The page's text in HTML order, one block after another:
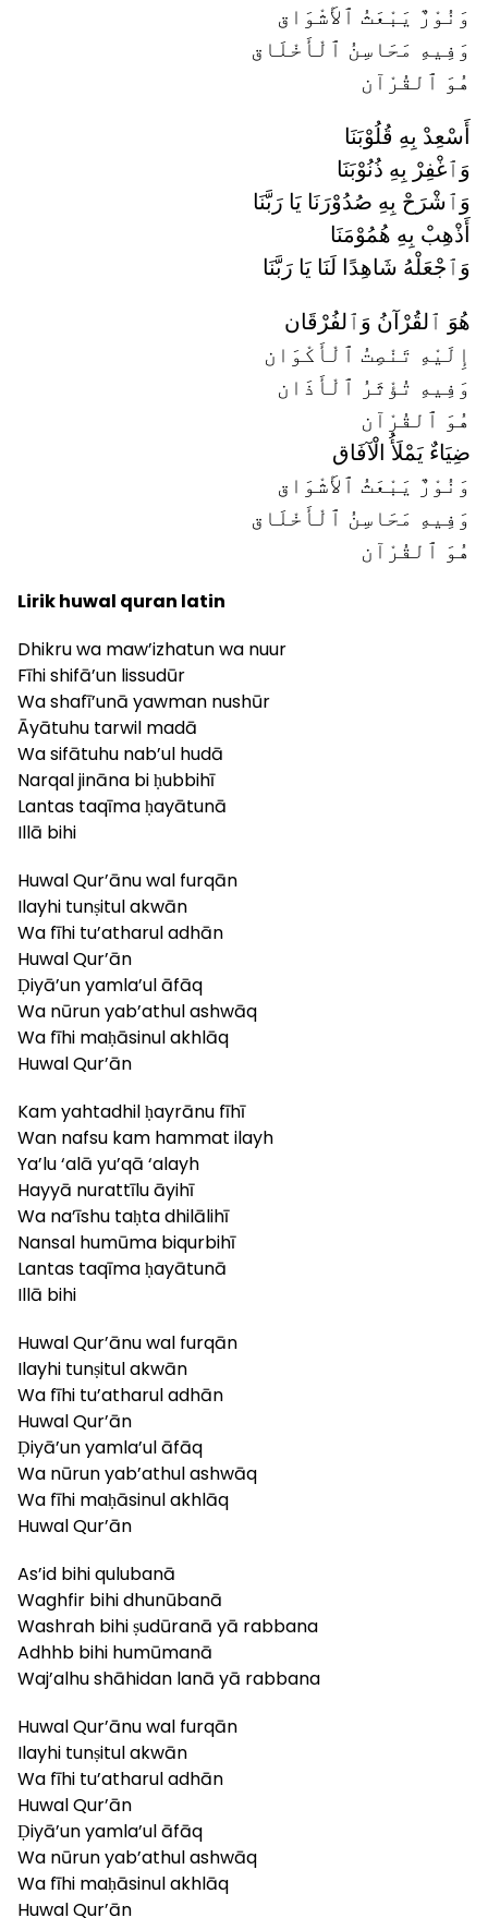
وَنُوْرٌ يَبْعَثُ ٱلأَشْوَاق
وَفِيهِ مَحَاسِنُ ٱلْأَخْلَاق
هُوَ ٱلقُرْآن
أَسْعِدْ بِهِ قُلُوْبَنَا
وَٱغْفِرْ بِهِ ذُنُوْبَنَا
وَٱشْرَحْ بِهِ صُدُوْرَنَا يَا رَبَّنَا
أَذْهِبْ بِهِ هُمُوْمَنَا
وَٱجْعَلْهُ شَاهِدًا لَنَا يَا رَبَّنَا
هُوَ ٱلقُرْآنُ وَٱلفُرْقَان
إِلَيْهِ تَنْصِتُ ٱلْأَكْوَان
وَفِيهِ تُؤْثَرُ ٱلْأَذَان
هُوَ ٱلقُرْآن
ضِيَاءٌ يَمْلَأُ الْآفَاق
وَنُوْرٌ يَبْعَثُ ٱلأَشْوَاق
وَفِيهِ مَحَاسِنُ ٱلْأَخْلَاق
هُوَ ٱلقُرْآن
Lirik huwal quran latin
Dhikru wa maw’izhatun wa nuur
Fīhi shifā’un lissudūr
Wa shafī’unā yawman nushūr
Āyātuhu tarwil madā
Wa sifātuhu nab’ul hudā
Narqal jināna bi ḥubbihī
Lantas taqīma ḥayātunā
Illā bihi
Huwal Qur’ānu wal furqān
Ilayhi tunṣitul akwān
Wa fīhi tu’atharul adhān
Huwal Qur’ān
Ḍiyā’un yamla’ul āfāq
Wa nūrun yab’athul ashwāq
Wa fīhi maḥāsinul akhlāq
Huwal Qur’ān
Kam yahtadhil ḥayrānu fīhī
Wan nafsu kam hammat ilayh
Ya’lu ‘alā yu’qā ‘alayh
Hayyā nurattīlu āyihī
Wa na’īshu taḥta dhilālihī
Nansal humūma biqurbihī
Lantas taqīma ḥayātunā
Illā bihi
Huwal Qur’ānu wal furqān
Ilayhi tunṣitul akwān
Wa fīhi tu’atharul adhān
Huwal Qur’ān
Ḍiyā’un yamla’ul āfāq
Wa nūrun yab’athul ashwāq
Wa fīhi maḥāsinul akhlāq
Huwal Qur’ān
As’id bihi qulubanā
Waghfir bihi dhunūbanā
Washrah bihi ṣudūranā yā rabbana
Adhhb bihi humūmanā
Waj’alhu shāhidan lanā yā rabbana
Huwal Qur’ānu wal furqān
Ilayhi tunṣitul akwān
Wa fīhi tu’atharul adhān
Huwal Qur’ān
Ḍiyā’un yamla’ul āfāq
Wa nūrun yab’athul ashwāq
Wa fīhi maḥāsinul akhlāq
Huwal Qur’ān